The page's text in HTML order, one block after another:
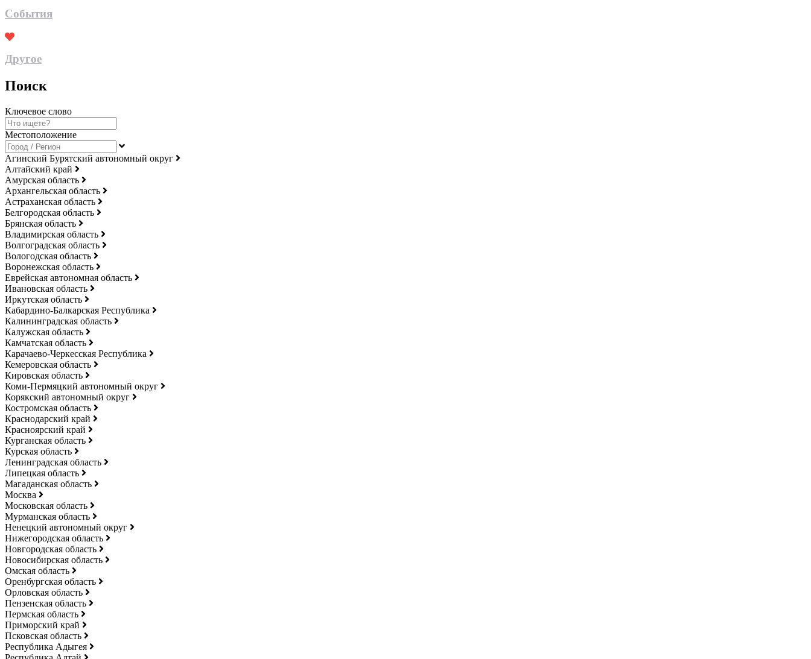
События
Другое
Поиск
Ключевое слово
Местоположение
Агинский Бурятский автономный округ
Алтайский край
Амурская область
Архангельская область
Астраханская область
Белгородская область
Брянская область
Владимирская область
Волгоградская область
Вологодская область
Воронежская область
Еврейская автономная область
Ивановская область
Иркутская область
Кабардино-Балкарская Республика
Калининградская область
Калужская область
Камчатская область
Карачаево-Черкесская Республика
Кемеровская область
Кировская область
Коми-Пермяцкий автономный округ
Корякский автономный округ
Костромская область
Краснодарский край
Красноярский край
Курганская область
Курская область
Ленинградская область
Липецкая область
Магаданская область
Москва
Московская область
Мурманская область
Ненецкий автономный округ
Нижегородская область
Новгородская область
Новосибирская область
Омская область
Оренбургская область
Орловская область
Пензенская область
Пермская область
Приморский край
Псковская область
Республика Адыгея